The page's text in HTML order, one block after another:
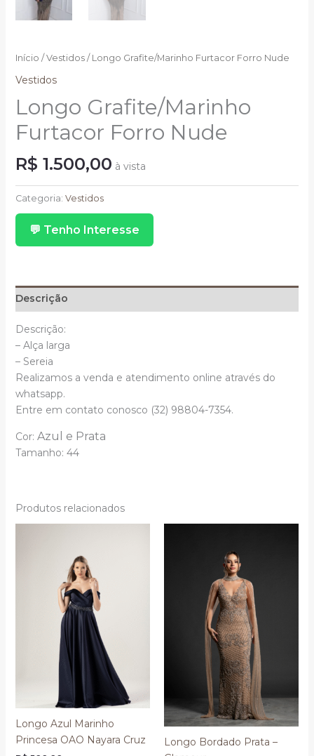
Início / Vestidos/ Longo Grafite/Marinho Furtacor Forro Nude
Vestidos
Longo Grafite/Marinho
Furtacor Forro Nude
R$ 1.500,00 à vista
Longo
Grafite/Marinho
Furtacor
Forro
Nude
Categoria: Vestidos
💬 Tenho Interesse
Descrição
Descrição:
– Alça larga
– Sereia
Realizamos a venda e atendimento online através do
whatsapp.
Entre em contato conosco (32) 98804-7354.
Cor: Azul e Prata
Tamanho: 44
Produtos relacionados
Longo Azul Marinho
Princesa OAO Nayara Cruz
Longo Bordado Prata –